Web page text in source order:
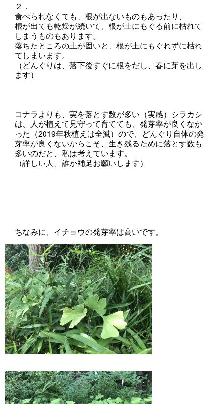
２．
食べられなくても、根が出ないものもあったり、
根が出ても乾燥が続いて、根が土にもぐる前に枯れて
しまうものもあります。
落ちたところの土が固いと、根が土にもぐれずに枯れ
てしまいます。
（どんぐりは、落下後すぐに根をだし、春に芽を出し
ます）
コナラよりも、実を落とす数が多い（実感）シラカシ
は、人が植えて見守って育てても、発芽率が良くなか
った（2019年秋植えは全滅）ので、どんぐり自体の発
芽率が良くないからこそ、生き残るために落とす数も
多いのだと、私は考えています。
（詳しい人、誰か補足お願いします）
ちなみに、イチョウの発芽率は高いです。